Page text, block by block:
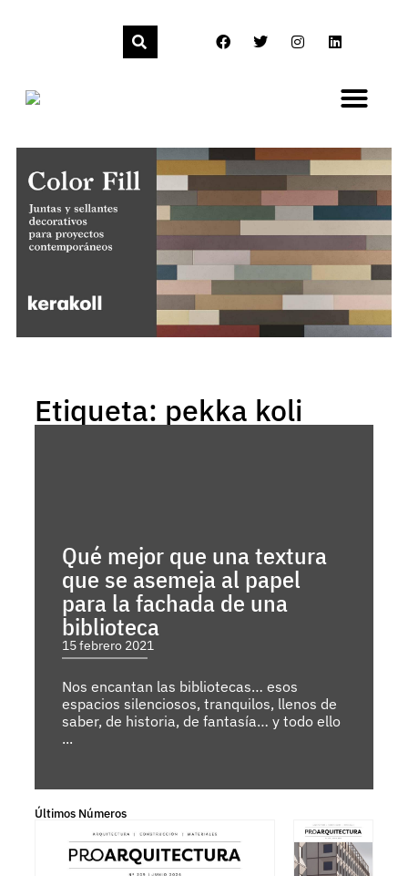
Etiqueta: pekka koli
Qué mejor que una textura
que se asemeja al papel
para la fachada de una
biblioteca
15 febrero 2021
Nos encantan las bibliotecas… esos
espacios silenciosos, tranquilos, llenos de
saber, de historia, de fantasía… y todo ello
...
Últimos Números